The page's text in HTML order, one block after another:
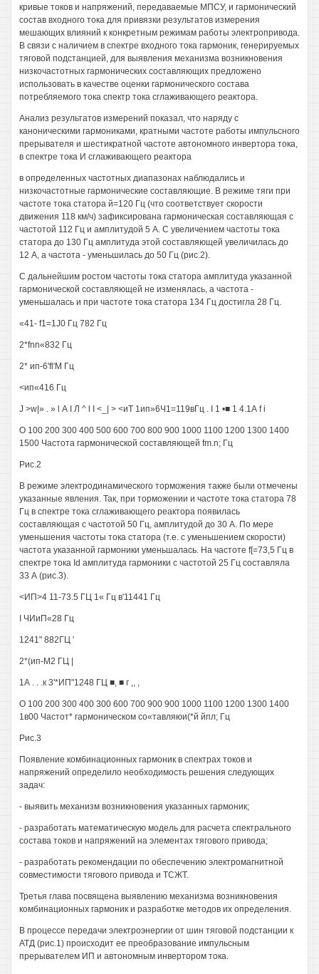
кривые токов и напряжений, передаваемые МПСУ, и гармонический
состав входного тока для привязки результатов измерения
мешающих влияний к конкретным режимам работы электропривода.
В связи с наличием в спектре входного тока гармоник, генерируемых
тяговой подстанцией, для выявления механизма возникновения
низкочастотных гармонических составляющих предложено
использовать в качестве оценки гармонического состава
потребляемого тока спектр тока сглаживающего реактора.
Анализ результатов измерений показал, что наряду с
каноническими гармониками, кратными частоте работы импульсного
прерывателя и шестикратной частоте автономного инвертора тока,
в спектре тока И сглаживающего реактора
в определенных частотных диапазонах наблюдались и
низкочастотные гармонические составляющие. В режиме тяги при
частоте тока статора й=120 Гц (что соответствует скорости
движения 118 км/ч) зафиксирована гармоническая составляющая с
частотой 112 Гц и амплитудой 5 А. С увеличением частоты тока
статора до 130 Гц амплитуда этой составляющей увеличилась до
12 А, а частота - уменьшилась до 50 Гц (рис.2).
С дальнейшим ростом частоты тока статора амплитуда указанной
гармонической составляющей не изменялась, а частота -
уменьшалась и при частоте тока статора 134 Гц достигла 28 Гц.
«41- f1=1J0 Гц 782 Гц
2*fnn«832 Гц
2* ип-6'fl'M Гц
<ип«416 Гц
J >w|» . » l А I Л ^ l I <_| > <иТ 1ип»6Ч1=119вГц . I 1 •■ 1 4.1А f i
О 100 200 300 400 500 600 700 800 900 1000 1100 1200 1300 1400
1500 Частота гармонической составляющей fm.n; Гц
Рис.2
В режиме электродинамического торможения также были отмечены
указанные явления. Так, при торможении и частоте тока статора 78
Гц в спектре тока сглаживающего реактора появилась
составляющая с частотой 50 Гц, амплитудой до 30 А. По мере
уменьшения частоты тока статора (т.е. с уменьшением скорости)
частота указанной гармоники уменьшалась. На частоте f[=73,5 Гц в
спектре тока Id амплитуда гармоники с частотой 25 Гц составляла
33 А (рис.3).
<ИП>4 11-73.5 ГЦ 1« Гц в'11441 Гц
I ЧИиП«28 Гц
1241" 882ГЦ '
2*(ип-М2 ГЦ |
1А . . .к 3'*ИП"1248 ГЦ ■, ■ г ,, ,
О 100 200 300 400 300 600 700 900 900 1000 1100 1200 1300 1400
1в00 Частот* гармоническом со«тавляюи(*й йпл; Гц
Рис.3
Появление комбинационных гармоник в спектрах токов и
напряжений определило необходимость решения следующих
задач:
- выявить механизм возникновения указанных гармоник;
- разработать математическую модель для расчета спектрального
состава токов и напряжений на элементах тягового привода;
- разработать рекомендации по обеспечению электромагнитной
совместимости тягового привода и ТСЖТ.
Третья глава посвящена выявлению механизма возникновения
комбинационных гармоник и разработке методов их определения.
В процессе передачи электроэнергии от шин тяговой подстанции к
АТД (рис.1) происходит ее преобразование импульсным
прерывателем ИП и автономным инвертором тока.